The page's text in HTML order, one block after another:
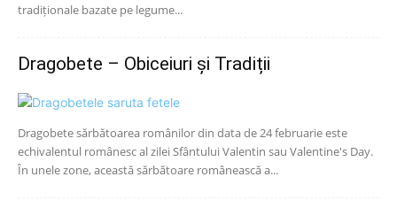
tradiționale bazate pe legume...
Dragobete – Obiceiuri și Tradiții
Dragobete sărbătoarea românilor din data de 24 februarie este
echivalentul românesc al zilei Sfântului Valentin sau Valentine's Day.
În unele zone, această sărbătoare românească a...